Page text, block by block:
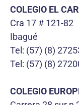
COLEGIO EL
Cra 17 # 121-82
Ibagué
Tel: (57) (8)
Tel: (57) (8)
COLEGIO